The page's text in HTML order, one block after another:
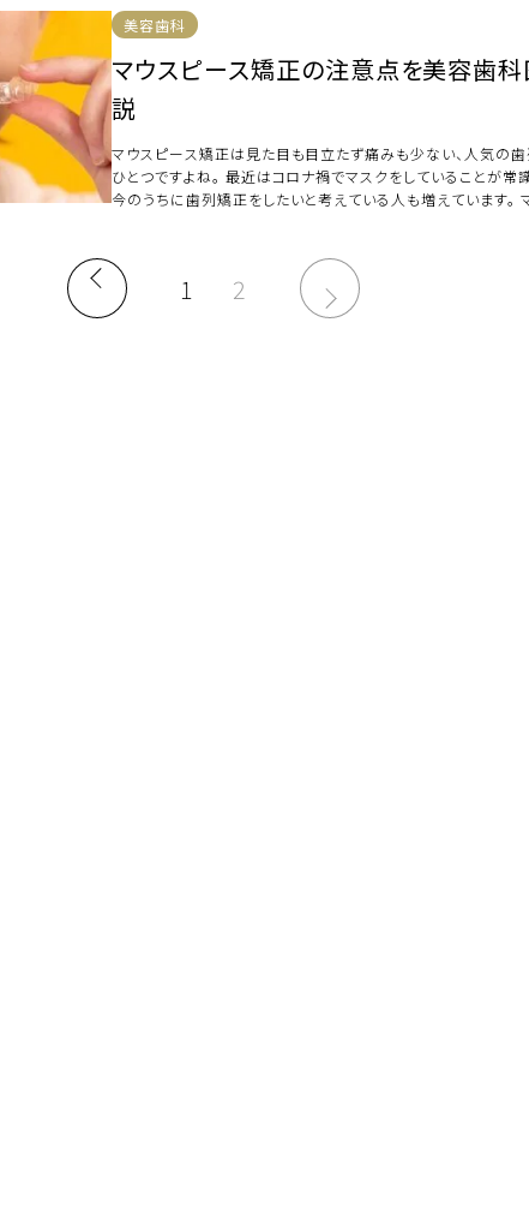
美容歯科
マウスピース矯正の注意点を美容歯
説
マウスピース矯正は見た目も目立たず痛みも少ない、人気の
ひとつですよね。 最近はコロナ禍でマスクをしていることが常
今のうちに歯列矯正をしたいと考えている人も増えています。
1 2